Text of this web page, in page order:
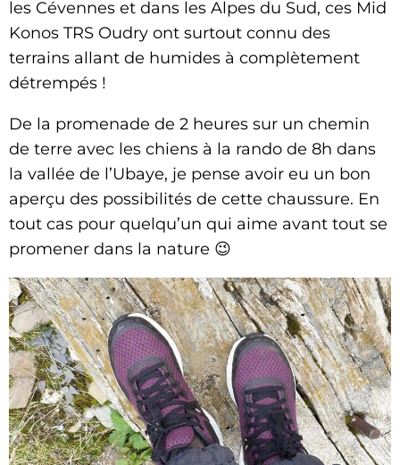
les Cévennes et dans les Alpes du Sud, ces Mid
Konos TRS Oudry ont surtout connu des
terrains allant de humides à complètement
détrempés !
De la promenade de 2 heures sur un chemin
de terre avec les chiens à la rando de 8h dans
la vallée de l’Ubaye, je pense avoir eu un bon
aperçu des possibilités de cette chaussure. En
tout cas pour quelqu’un qui aime avant tout se
promener dans la nature 😉